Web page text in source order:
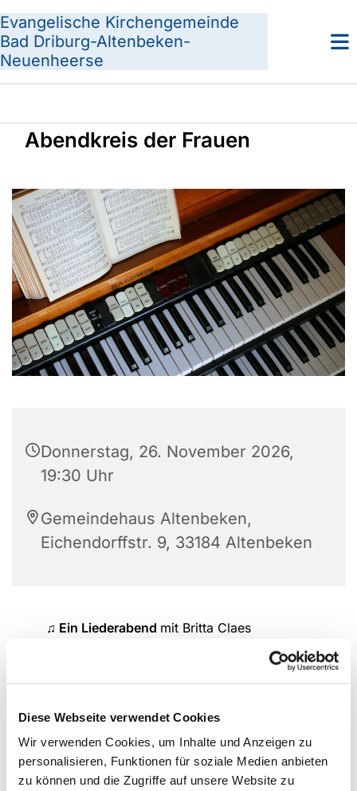
Diese Webseite verwendet Cookies
Wir verwenden Cookies, um Inhalte und Anzeigen zu
personalisieren, Funktionen für soziale Medien anbieten
zu können und die Zugriffe auf unsere Website zu
Evangelische Kirchengemeinde
Bad Driburg-Altenbeken-
Neuenheerse
Abendkreis der Frauen
Donnerstag, 26. November 2026,
19:30 Uhr
Gemeindehaus Altenbeken,
Eichendorffstr. 9, 33184 Altenbeken
♫ Ein Liederabend mit Britta Claes
Neues und Bekanntes singen wir gemeinsam